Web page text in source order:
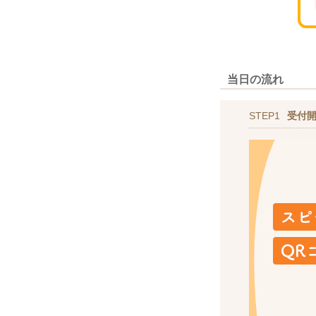
当日の流れ
STEP1 受付